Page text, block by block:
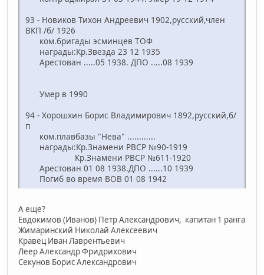
93 - Новиков Тихон Андреевич 1902,русский,член
ВКП /б/ 1926
ком.бригады эсминцев ТОФ
награды:Кр.Звезда 23 12 1935
Арестован .....05 1938. ДПО .....08 1939
Умер в 1990
94 - Хорошхин Борис Владимирович 1892,русский,б/
п
ком.плавбазы "Нева" ............
награды:Кр.Знамени РВСР №90-1919
Кр.Знамени РВСР №611-1920
Арестован 01 08 1938.ДПО ......10 1939
Погиб во время ВОВ 01 08 1942
А еще?
Евдокимов (Иванов) Петр Александрович, капитан 1 ранга
Жимаринский Николай Алексеевич
Кравец Иван Лаврентьевич
Леер Александр Фридрихович
Секунов Борис Александрович